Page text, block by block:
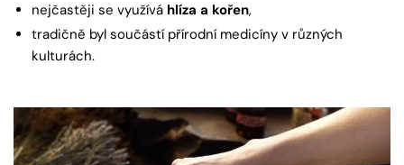
nejčastěji se využívá hlíza a kořen,
tradičně byl součástí přírodní medicíny v různých
kulturách.